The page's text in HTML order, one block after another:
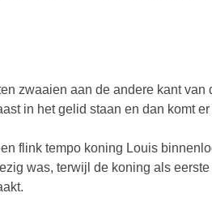
zwaaien aan de andere kant van
in het gelid staan en dan komt
flink tempo koning Louis
was, terwijl de koning als